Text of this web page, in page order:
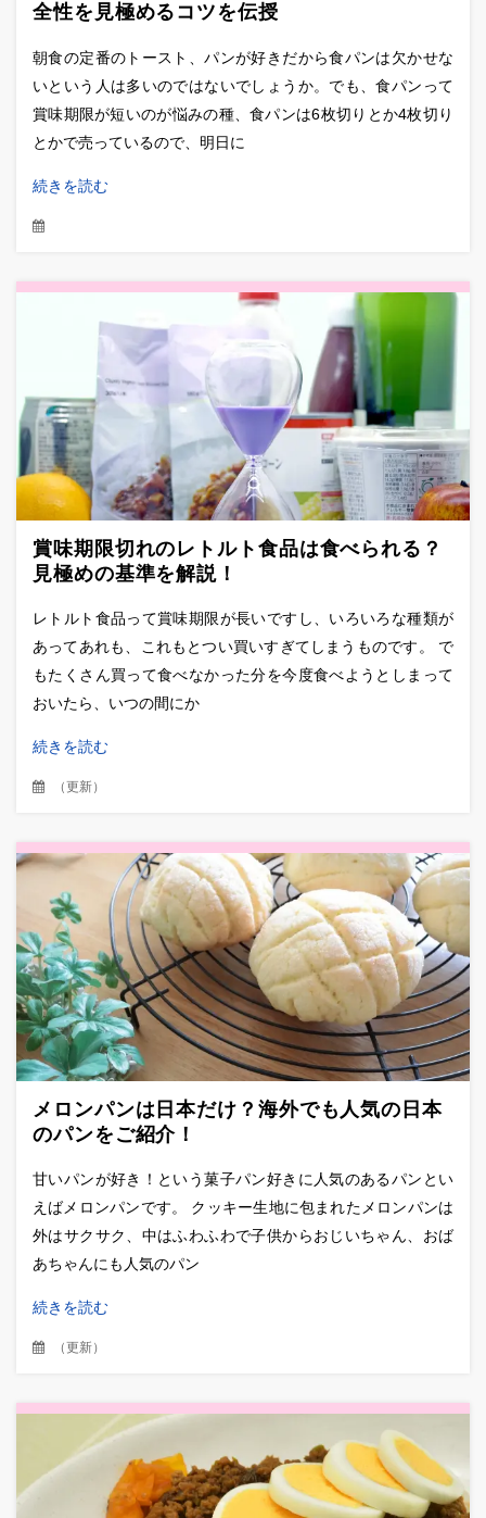
全性を見極めるコツを伝授
朝食の定番のトースト、パンが好きだから食パンは欠かせな
いという人は多いのではないでしょうか。でも、食パンって
賞味期限が短いのが悩みの種、食パンは6枚切りとか4枚切り
とかで売っているので、明日に
続きを読む
賞味期限切れのレトルト食品は食べられる？
見極めの基準を解説！
レトルト食品って賞味期限が長いですし、いろいろな種類が
あってあれも、これもとつい買いすぎてしまうものです。 で
もたくさん買って食べなかった分を今度食べようとしまって
おいたら、いつの間にか
続きを読む
（更新）
メロンパンは日本だけ？海外でも人気の日本
のパンをご紹介！
甘いパンが好き！という菓子パン好きに人気のあるパンとい
えばメロンパンです。 クッキー生地に包まれたメロンパンは
外はサクサク、中はふわふわで子供からおじいちゃん、おば
あちゃんにも人気のパン
続きを読む
（更新）